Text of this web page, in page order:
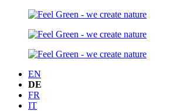
EN
DE
FR
IT